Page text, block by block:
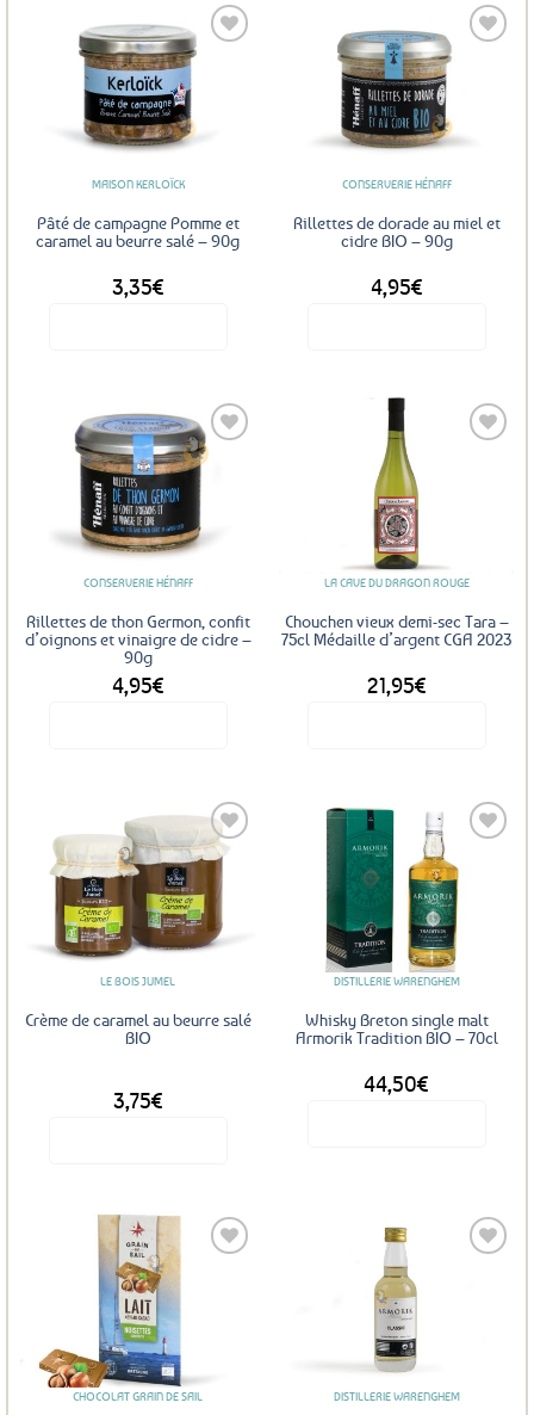
MAISON KERLOÏCK
Pâté de campagne Pomme et
caramel au beurre salé – 90g
3,35€
CONSERVERIE HÉNAFF
Rillettes de dorade au miel et
cidre BIO – 90g
4,95€
Ajouter
favoris
CONSERVERIE HÉNAFF
Rillettes de thon Germon, confit
d’oignons et vinaigre de cidre –
90g
4,95€
LA CAVE DU DRAGON ROUGE
Chouchen vieux demi-sec Tara –
75cl Médaille d’argent CGA 2023
21,95€
Ajouter
favoris
LE BOIS JUMEL
Crème de caramel au beurre salé
BIO
3,75€
peuvent
être
choisies
DISTILLERIE WARENGHEM
Whisky Breton single malt
Armorik Tradition BIO – 70cl
44,50€
CHOCOLAT GRAIN DE SAIL DISTILLERIE WARENGHEM